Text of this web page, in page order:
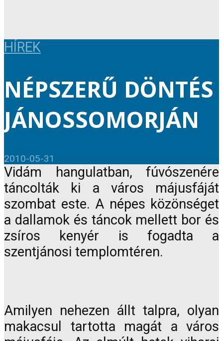
HÍREK
NÉPSZERŰ DÖNTÉS
JÁNOSSOMORJÁN
2010-05-31
Vidám hangulatban, fúvószenére
táncolták ki a város májusfáját
szombat este. A népes közönséget
a dallamok és táncok mellett bor és
zsíros kenyér is fogadta a
szentjánosi templomtéren.
Amilyen nehezen állt talpra, olyan
makacsul tartotta magát a város